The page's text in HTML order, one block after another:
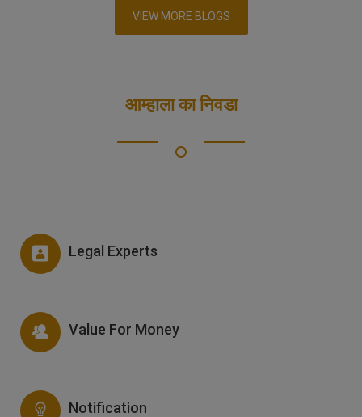
VIEW MORE BLOGS
आम्हाला का निवडा
Legal Experts
Value For Money
Notification